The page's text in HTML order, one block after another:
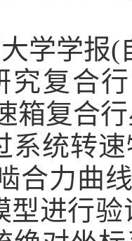
学学报(
究复合
箱复合
系统转
合力曲
型进行验